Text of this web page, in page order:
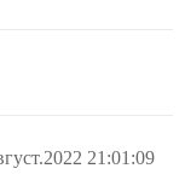
21:01:09